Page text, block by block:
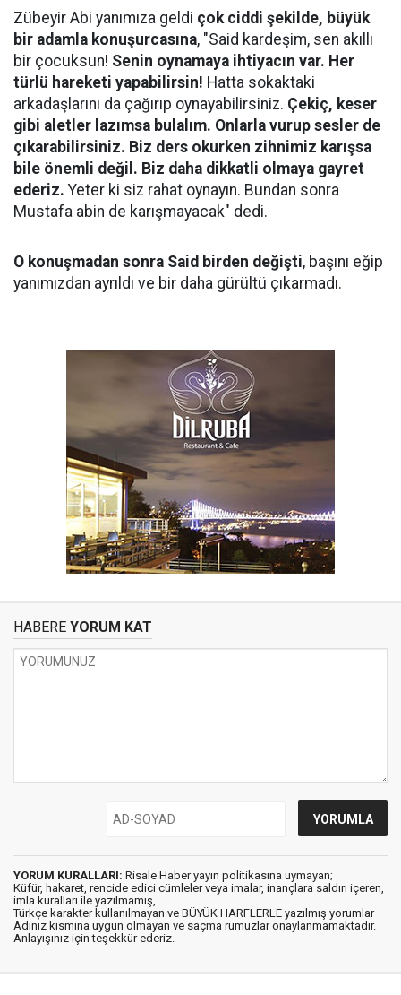
Zübeyir Abi yanımıza geldi çok ciddi şekilde, büyük
bir adamla konuşurcasına, "Said kardeşim, sen akıllı
bir çocuksun! Senin oynamaya ihtiyacın var. Her
türlü hareketi yapabilirsin! Hatta sokaktaki
arkadaşlarını da çağırıp oynayabilirsiniz. Çekiç, keser
gibi aletler lazımsa bulalım. Onlarla vurup sesler de
çıkarabilirsiniz. Biz ders okurken zihnimiz karışsa
bile önemli değil. Biz daha dikkatli olmaya gayret
ederiz. Yeter ki siz rahat oynayın. Bundan sonra
Mustafa abin de karışmayacak" dedi.
O konuşmadan sonra Said birden değişti, başını eğip
yanımızdan ayrıldı ve bir daha gürültü çıkarmadı.
HABERE YORUM KAT
YORUM KURALLARI: Risale Haber yayın politikasına uymayan;
Küfür, hakaret, rencide edici cümleler veya imalar, inançlara saldırı içeren,
imla kuralları ile yazılmamış,
Türkçe karakter kullanılmayan ve BÜYÜK HARFLERLE yazılmış yorumlar
Adınız kısmına uygun olmayan ve saçma rumuzlar onaylanmamaktadır.
Anlayışınız için teşekkür ederiz.